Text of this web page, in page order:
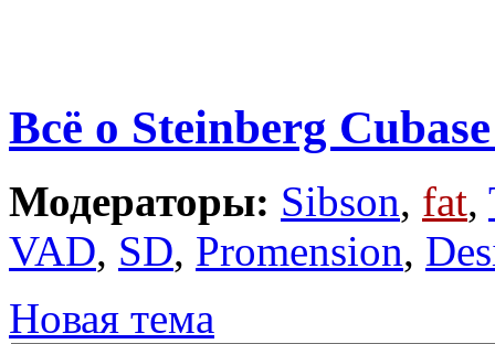
Всё о Steinberg
Модераторы: Sibson, fat,
VAD, SD, Promension,
Новая тема